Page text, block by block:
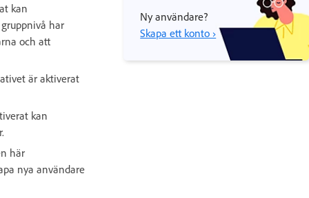
kan
har
och att
är aktiverat
kan
här
nya användare
Ny användare?
Skapa ett konto ›